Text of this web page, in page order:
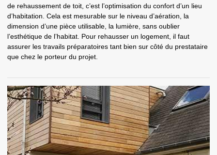
de rehaussement de toit, c’est l’optimisation du confort d’un lieu
d’habitation. Cela est mesurable sur le niveau d’aération, la
dimension d’une pièce utilisable, la lumière, sans oublier
l’esthétique de l’habitat. Pour rehausser un logement, il faut
assurer les travails préparatoires tant bien sur côté du prestataire
que chez le porteur du projet.